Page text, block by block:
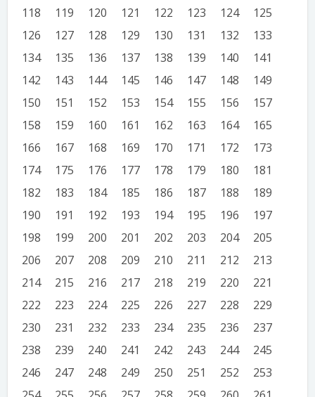
118
119 120 121 122 123 124
125
126
127 128 129 130 131 132
133
134
135 136 137 138 139 140
141
142
143 144 145 146 147 148
149
150
151 152 153 154 155 156
157
158
159 160 161 162 163 164
165
166
167 168 169 170 171 172
173
174
175 176 177 178 179 180
181
182
183 184 185 186 187 188
189
190
191 192 193 194 195 196
197
198
199 200 201 202 203 204
205
206
207 208 209 210 211 212
213
214
215 216 217 218 219 220
221
222
223 224 225 226 227 228
229
230
231 232 233 234 235 236
237
238
239 240 241 242 243 244
245
246
247 248 249 250 251 252
253